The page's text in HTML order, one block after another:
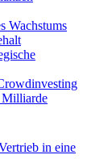
Wachstums
Milliarde
in eine